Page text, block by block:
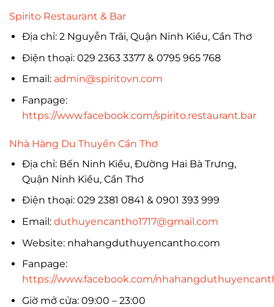
Spirito Restaurant & Bar
Địa chỉ: 2 Nguyễn Trãi, Quận Ninh Kiều, Cần Thơ
Điện thoại: 029 2363 3377 & 0795 965 768
Email: admin@spiritovn.com
Fanpage:
https://www.facebook.com/spirito.restaurant.bar
Nhà Hàng Du Thuyền Cần Thơ
Địa chỉ: Bến Ninh Kiều, Đường Hai Bà Trưng,
Quận Ninh Kiều, Cần Thơ
Điện thoại: 029 2381 0841 & 0901 393 999
Email: duthuyencantho1717@gmail.com
Website: nhahangduthuyencantho.com
Fanpage:
https://www.facebook.com/
Giờ mở cửa: 09:00 – 23:00